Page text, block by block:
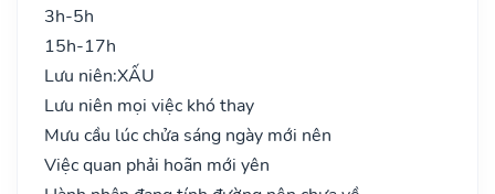
3h-5h
15h-17h
Lưu niên:XẤU
Lưu niên mọi việc khó thay
Mưu cầu lúc chửa sáng ngày mới nên
Việc quan phải hoãn mới yên